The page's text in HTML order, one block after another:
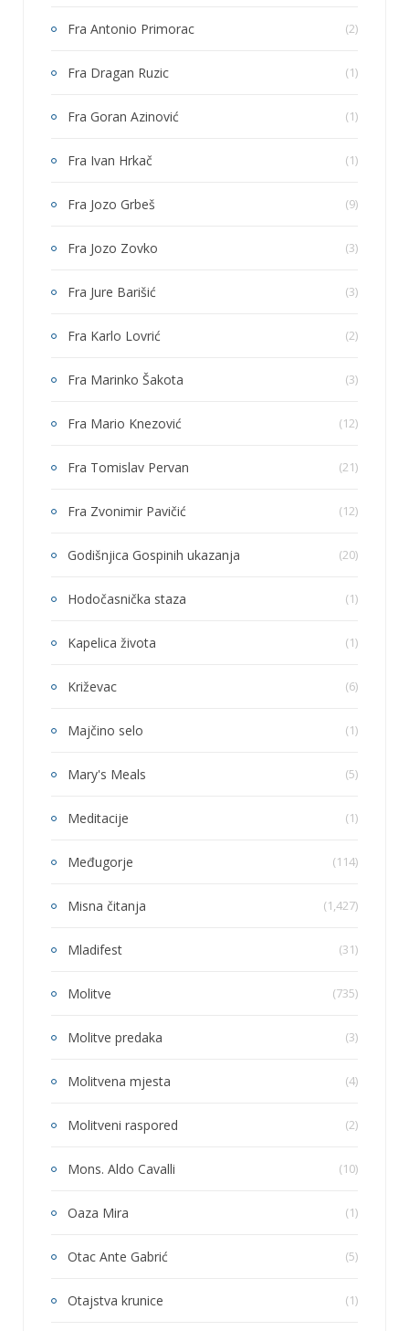
Fra Antonio Primorac (2)
Fra Dragan Ruzic (1)
Fra Goran Azinović (1)
Fra Ivan Hrkač (1)
Fra Jozo Grbeš (9)
Fra Jozo Zovko (3)
Fra Jure Barišić (3)
Fra Karlo Lovrić (2)
Fra Marinko Šakota (3)
Fra Mario Knezović (12)
Fra Tomislav Pervan (21)
Fra Zvonimir Pavičić (12)
Godišnjica Gospinih ukazanja (20)
Hodočasnička staza (1)
Kapelica života (1)
Križevac (6)
Majčino selo (1)
Mary's Meals (5)
Meditacije (1)
Međugorje (114)
Misna čitanja (1,427)
Mladifest (31)
Molitve (735)
Molitve predaka (3)
Molitvena mjesta (4)
Molitveni raspored (2)
Mons. Aldo Cavalli (10)
Oaza Mira (1)
Otac Ante Gabrić (5)
Otajstva krunice (1)